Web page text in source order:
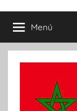
Sahara
Noticias
Menú